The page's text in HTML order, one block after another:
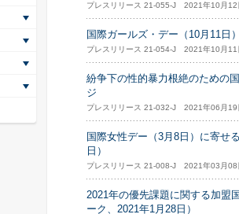
プレスリリース 21-055-J 2021年10月12
国際ガールズ・デー（10月11日
プレスリリース 21-054-J 2021年10月11
紛争下の性的暴力根絶のための
ジ
プレスリリース 21-032-J 2021年06月19
国際女性デー（3月8日）に寄せ
日）
プレスリリース 21-008-J 2021年03月08
2021年の優先課題に関する加盟
ーク、2021年1月28日）